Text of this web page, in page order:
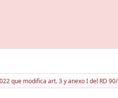
que modifica art. 3 y anexo I del RD